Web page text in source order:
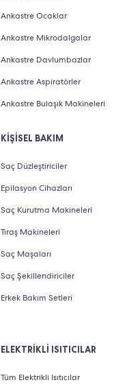
Ankastre Ocaklar
Ankastre Mikrodalgalar
Ankastre Davlumbazlar
Ankastre Aspiratörler
Ankastre Bulaşık Makineleri
KİŞİSEL BAKIM
Saç Düzleştiriciler
Epilasyon Cihazları
Saç Kurutma Makineleri
Tıraş Makineleri
Saç Maşaları
Saç Şekillendiriciler
Erkek Bakım Setleri
ELEKTRİKLİ ISITICILAR
Tüm Elektrikli Isıtıcılar